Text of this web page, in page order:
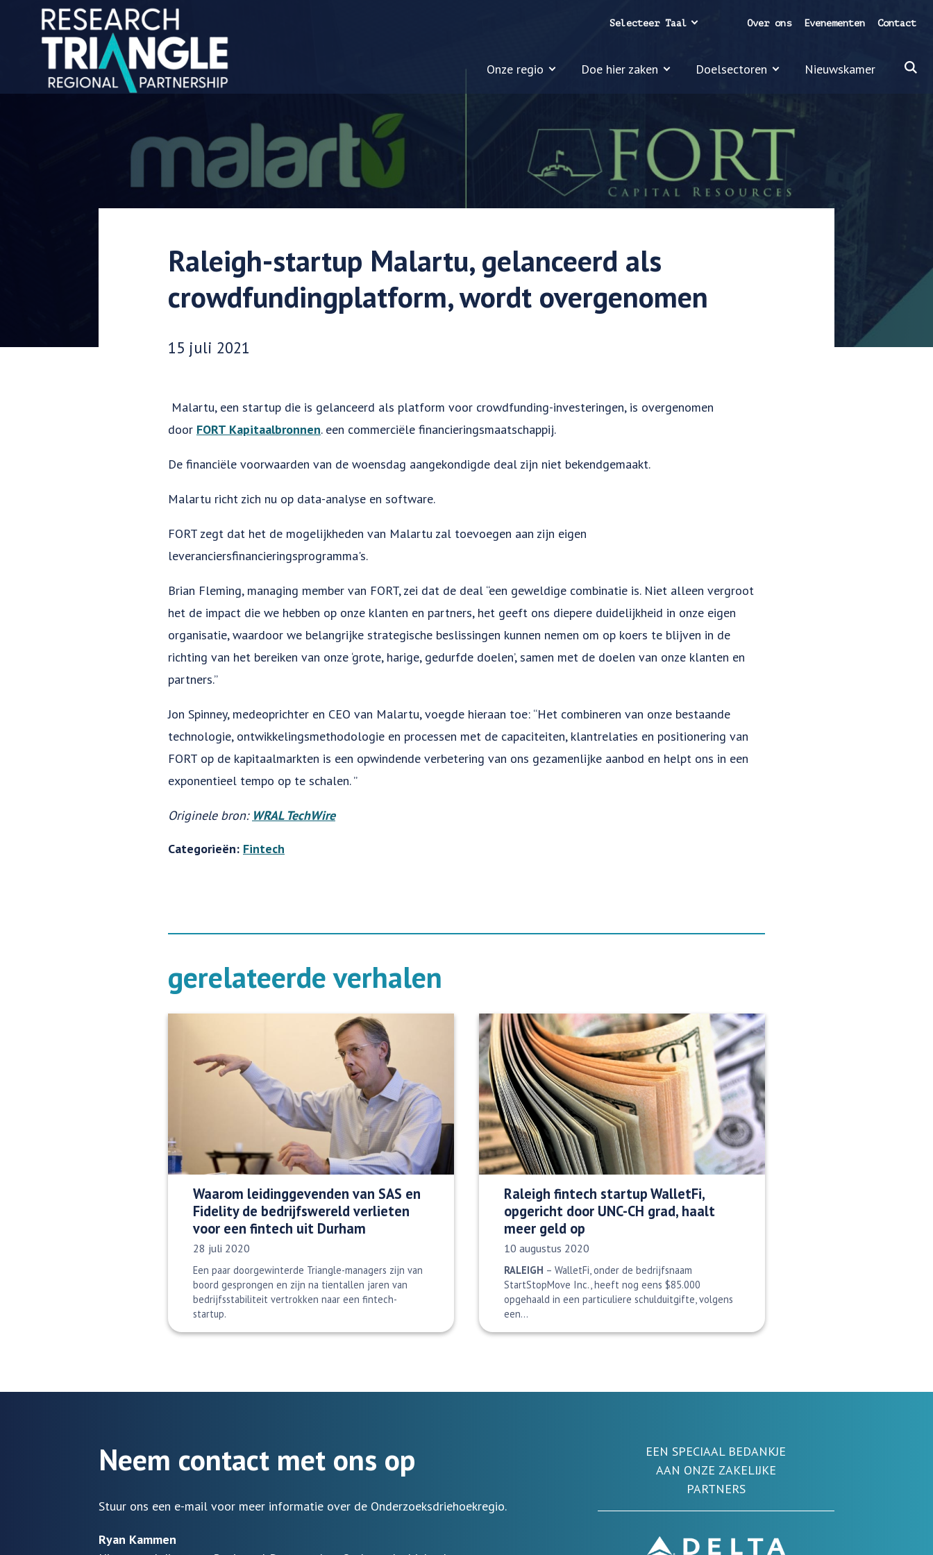
Doorgaan naar artikel
Onze regio Doe hier zaken Doelsectoren Nieuwskamer
Over ons Evenementen Contact
Selecteer Taal
Raleigh-startup Malartu, gelanceerd als
crowdfundingplatform, wordt overgenomen
Datum gepubliceerd:
15 juli 2021
Malartu, een startup die is gelanceerd als platform voor crowdfunding-investeringen, is overgenomen
door FORT Kapitaalbronnen. een commerciële financieringsmaatschappij.
De financiële voorwaarden van de woensdag aangekondigde deal zijn niet bekendgemaakt.
Malartu richt zich nu op data-analyse en software.
FORT zegt dat het de mogelijkheden van Malartu zal toevoegen aan zijn eigen
leveranciersfinancieringsprogramma's.
Brian Fleming, managing member van FORT, zei dat de deal “een geweldige combinatie is. Niet alleen vergroot
het de impact die we hebben op onze klanten en partners, het geeft ons diepere duidelijkheid in onze eigen
organisatie, waardoor we belangrijke strategische beslissingen kunnen nemen om op koers te blijven in de
richting van het bereiken van onze ‘grote, harige, gedurfde doelen’, samen met de doelen van onze klanten en
partners.”
Jon Spinney, medeoprichter en CEO van Malartu, voegde hieraan toe: “Het combineren van onze bestaande
technologie, ontwikkelingsmethodologie en processen met de capaciteiten, klantrelaties en positionering van
FORT op de kapitaalmarkten is een opwindende verbetering van ons gezamenlijke aanbod en helpt ons in een
exponentieel tempo op te schalen. ”
Originele bron: WRAL TechWire
Categorieën: Fintech
gerelateerde verhalen
Waarom leidinggevenden van SAS en
Fidelity de bedrijfswereld verlieten
voor een fintech uit Durham
Datum gepubliceerd:
28 juli 2020
Een paar doorgewinterde Triangle-managers zijn van
boord gesprongen en zijn na tientallen jaren van
bedrijfsstabiliteit vertrokken naar een fintech-
startup.
Raleigh fintech startup WalletFi,
opgericht door UNC-CH grad, haalt
meer geld op
Datum gepubliceerd:
10 augustus 2020
RALEIGH – WalletFi, onder de bedrijfsnaam
StartStopMove Inc., heeft nog eens $85.000
opgehaald in een particuliere schulduitgifte, volgens
een…
Neem contact met ons op
Stuur ons een e-mail voor meer informatie over de Onderzoeksdriehoekregio.
Ryan Kammen
EEN SPECIAAL BEDANKJE
AAN ONZE ZAKELIJKE
PARTNERS